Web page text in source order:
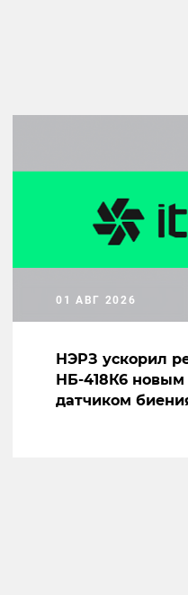
НЭРЗ ускорил
НБ-418К6 новым
датчиком
01 АВГ 2026